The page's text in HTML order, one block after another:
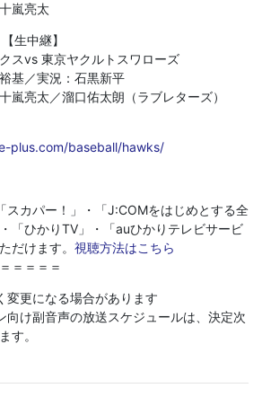
嵐亮太
生中継】
スvs 東京ヤクルトスワローズ
基／実況：石黒新平
嵐亮太／溜口佑太朗（ラブレターズ）
plus.com/baseball/hawks/
スカパー！」・「J:COMをはじめとする全
「ひかりTV」・「auひかりテレビサービ
だけます。 視聴方法はこちら
＝＝＝＝
変更になる場合があります
向け副音声の放送スケジュールは、決定次
す。